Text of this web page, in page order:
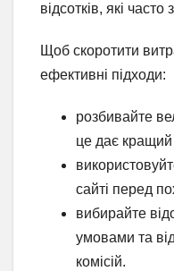
відсотків, які
Щоб скоротити
ефективні підходи:
розбивайте
це дає кращий
сайті перед
вибирайте
умовами та
комісій.